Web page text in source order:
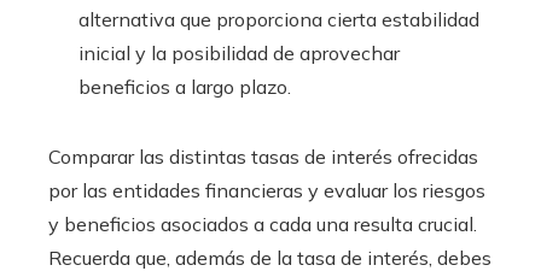
alternativa que proporciona cierta estabilidad
inicial y la posibilidad de aprovechar
beneficios a largo plazo.
Comparar las distintas tasas de interés ofrecidas
por las entidades financieras y evaluar los riesgos
y beneficios asociados a cada una resulta crucial.
Recuerda que, además de la tasa de interés, debes